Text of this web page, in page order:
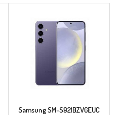
Samsung SM-S921BZVGEUC